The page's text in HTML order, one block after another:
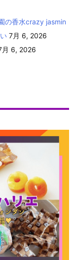
の香水crazy jasmin
7月 6, 2026
月 6, 2026